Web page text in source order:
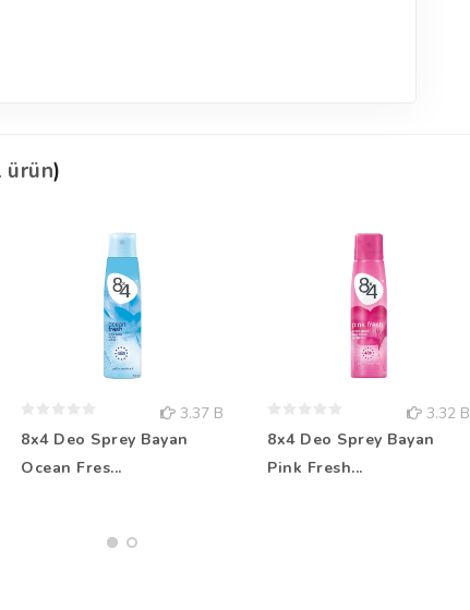
ürün)
3.37 B
8x4 Deo Sprey Bayan
Ocean Fres...
3.32 B
8x4 Deo Sprey Bayan
Pink Fresh...